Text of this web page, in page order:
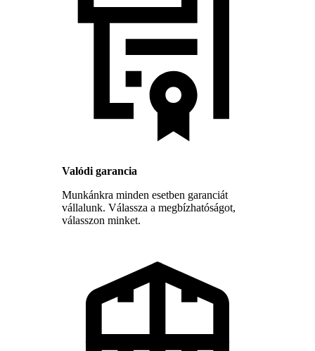
Valódi garancia
Munkánkra minden esetben garanciát
vállalunk. Válassza a megbízhatóságot,
válasszon minket.